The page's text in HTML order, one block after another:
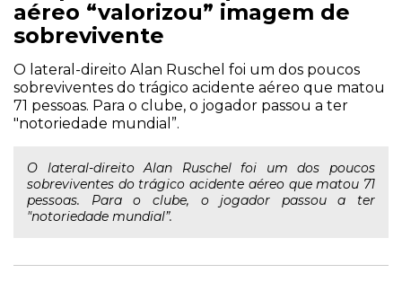
aéreo “valorizou” imagem de
sobrevivente
O lateral-direito Alan Ruschel foi um dos poucos
sobreviventes do trágico acidente aéreo que matou
71 pessoas. Para o clube, o jogador passou a ter
"notoriedade mundial”.
O lateral-direito Alan Ruschel foi um dos poucos
sobreviventes do trágico acidente aéreo que matou 71
pessoas. Para o clube, o jogador passou a ter
"notoriedade mundial”.